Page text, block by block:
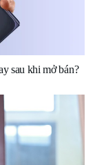
sau khi mở bán?